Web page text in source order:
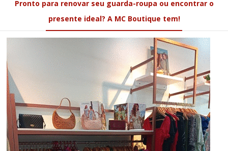
Pronto para renovar seu guarda-roupa ou encontrar o
presente ideal? A MC Boutique tem!